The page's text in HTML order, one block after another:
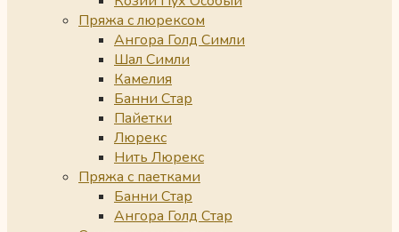
Пряжа с люрексом
Ангора Голд Симли
Шал Симли
Камелия
Банни Стар
Пайетки
Люрекс
Нить Люрекс
Пряжа с паетками
Банни Стар
Ангора Голд Стар